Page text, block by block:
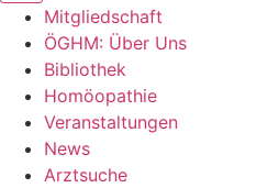
Mitgliedschaft
ÖGHM: Über Uns
Bibliothek
Homöopathie
Veranstaltungen
News
Arztsuche